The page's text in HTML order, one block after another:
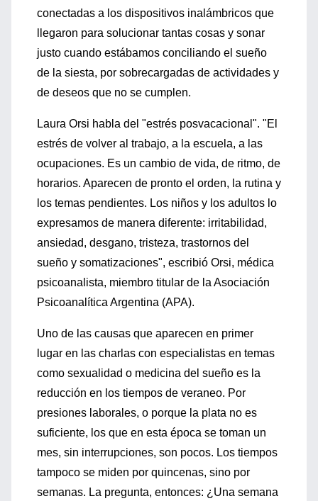
conectadas a los dispositivos inalámbricos que
llegaron para solucionar tantas cosas y sonar
justo cuando estábamos conciliando el sueño
de la siesta, por sobrecargadas de actividades y
de deseos que no se cumplen.
Laura Orsi habla del "estrés posvacacional". "El
estrés de volver al trabajo, a la escuela, a las
ocupaciones. Es un cambio de vida, de ritmo, de
horarios. Aparecen de pronto el orden, la rutina y
los temas pendientes. Los niños y los adultos lo
expresamos de manera diferente: irritabilidad,
ansiedad, desgano, tristeza, trastornos del
sueño y somatizaciones", escribió Orsi, médica
psicoanalista, miembro titular de la Asociación
Psicoanalítica Argentina (APA).
Uno de las causas que aparecen en primer
lugar en las charlas con especialistas en temas
como sexualidad o medicina del sueño es la
reducción en los tiempos de veraneo. Por
presiones laborales, o porque la plata no es
suficiente, los que en esta época se toman un
mes, sin interrupciones, son pocos. Los tiempos
tampoco se miden por quincenas, sino por
semanas. La pregunta, entonces: ¿Una semana